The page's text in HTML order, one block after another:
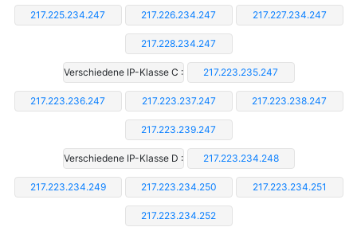
217.225.234.247 217.226.234.247 217.227.234.247
217.228.234.247
Verschiedene IP-Klasse C : 217.223.235.247
217.223.236.247 217.223.237.247 217.223.238.247
217.223.239.247
Verschiedene IP-Klasse D : 217.223.234.248
217.223.234.249 217.223.234.250 217.223.234.251
217.223.234.252